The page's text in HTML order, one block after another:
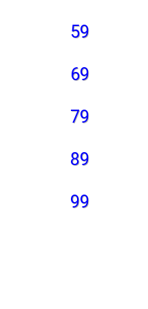
59
69
79
89
99